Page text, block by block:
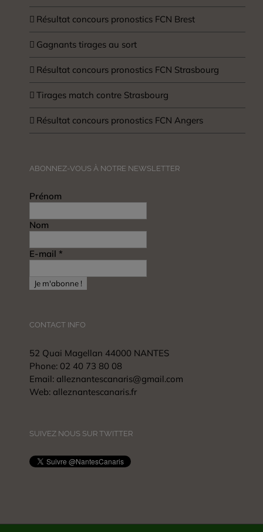
Résultat concours pronostics FCN Brest
Gagnants tirages au sort
Résultat concours pronostics FCN Strasbourg
Tirages match contre Strasbourg
Résultat concours pronostics FCN Angers
ABONNEZ-VOUS À NOTRE NEWSLETTER
Prénom
Nom
E-mail *
CONTACT INFO
52 Quai Magellan 44000 NANTES
Phone: 02 40 73 80 08
Email: alleznantescanaris@gmail.com
Web: alleznantescanaris.fr
SUIVEZ NOUS SUR TWITTER